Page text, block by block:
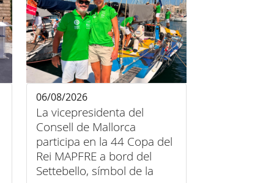
La vicepresidenta del
Consell de Mallorca
participa en la 44 Copa del
Rei MAPFRE a bord del
Settebello, símbol de la
06/08/2026